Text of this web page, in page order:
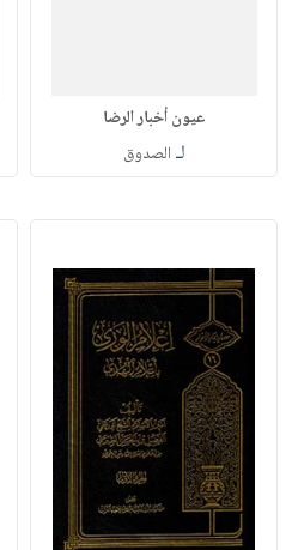
عيون أخبار الرضا
لـ الصدوق